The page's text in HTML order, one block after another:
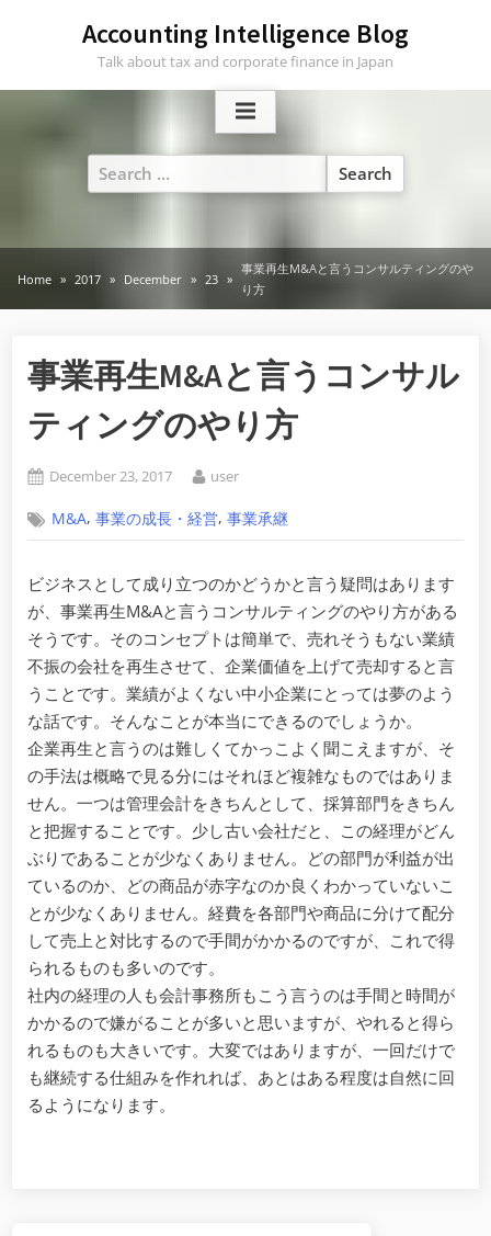
Accounting Intelligence Blog
Talk about tax and corporate finance in Japan
Search
for:
Home 2017 December 23
事業再生M&Aと言うコンサルティングのや
り方
事業再生M&Aと言うコンサル
ティングのやり方
Posted
December 23, 2017 By
user
M&A,事業の成長・経営,事業承継
ビジネスとして成り立つのかどうかと言う疑問はあります
が、事業再生M&Aと言うコンサルティングのやり方がある
そうです。そのコンセプトは簡単で、売れそうもない業績
不振の会社を再生させて、企業価値を上げて売却すると言
うことです。業績がよくない中小企業にとっては夢のよう
な話です。そんなことが本当にできるのでしょうか。
企業再生と言うのは難しくてかっこよく聞こえますが、そ
の手法は概略で見る分にはそれほど複雑なものではありま
せん。一つは管理会計をきちんとして、採算部門をきちん
と把握することです。少し古い会社だと、この経理がどん
ぶりであることが少なくありません。どの部門が利益が出
ているのか、どの商品が赤字なのか良くわかっていないこ
とが少なくありません。経費を各部門や商品に分けて配分
して売上と対比するので手間がかかるのですが、これで得
られるものも多いのです。
社内の経理の人も会計事務所もこう言うのは手間と時間が
かかるので嫌がることが多いと思いますが、やれると得ら
れるものも大きいです。大変ではありますが、一回だけで
も継続する仕組みを作れれば、あとはある程度は自然に回
るようになります。